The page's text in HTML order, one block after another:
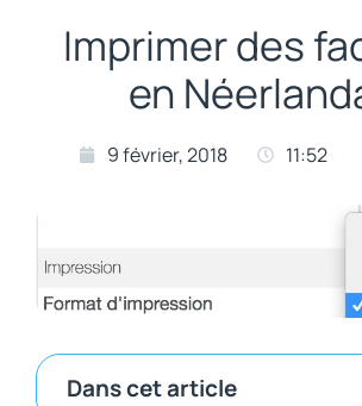
Imprimer des
en
9 février, 2018 11:52
Dans cet article